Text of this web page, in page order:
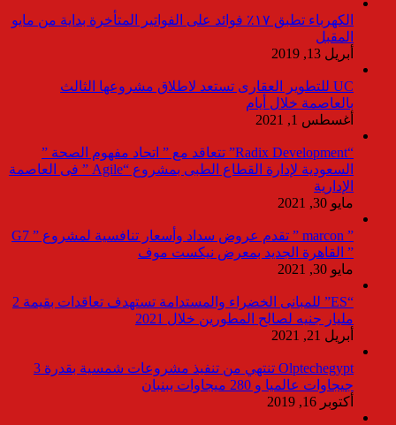
الكهرباء تطبق ١٧٪ فوائد على الفواتير المتأخرة بداية من مايو
المقبل
أبريل 13, 2019
UC للتطوير العقارى تستعد لاطلاق مشروعها الثالث
بالعاصمة خلال أيام
أغسطس 1, 2021
“Radix Development” تتعاقد مع ” اتحاد مفهوم الصحة ”
السعودية لإدارة القطاع الطبى بمشروع “Agile ” فى العاصمة
الإدارية
مايو 30, 2021
” marcon ” تقدم عروض سداد وأسعار تنافسية لمشروع ” G7
” القاهرة الجديد بمعرض نيكست موف
مايو 30, 2021
“ES” للمبانى الخضراء والمستدامة تستهدف تعاقدات بقيمة 2
مليار جنيه لصالح المطورين خلال 2021
أبريل 21, 2021
Olptechegypt تنتهي من تنفيذ مشروعات شمسية بقدرة 3
جيجاوات عالميا و 280 ميجاوات ببنبان
أكتوبر 16, 2019